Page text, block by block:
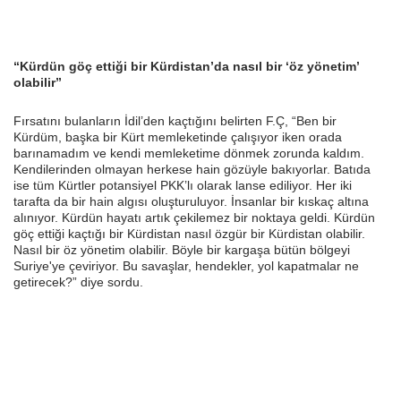
“Kürdün göç ettiği bir Kürdistan’da nasıl bir ‘öz yönetim’
olabilir”
Fırsatını bulanların İdil’den kaçtığını belirten F.Ç, “Ben bir
Kürdüm, başka bir Kürt memleketinde çalışıyor iken orada
barınamadım ve kendi memleketime dönmek zorunda kaldım.
Kendilerinden olmayan herkese hain gözüyle bakıyorlar. Batıda
ise tüm Kürtler potansiyel PKK’lı olarak lanse ediliyor. Her iki
tarafta da bir hain algısı oluşturuluyor. İnsanlar bir kıskaç altına
alınıyor. Kürdün hayatı artık çekilemez bir noktaya geldi. Kürdün
göç ettiği kaçtığı bir Kürdistan nasıl özgür bir Kürdistan olabilir.
Nasıl bir öz yönetim olabilir. Böyle bir kargaşa bütün bölgeyi
Suriye'ye çeviriyor. Bu savaşlar, hendekler, yol kapatmalar ne
getirecek?” diye sordu.